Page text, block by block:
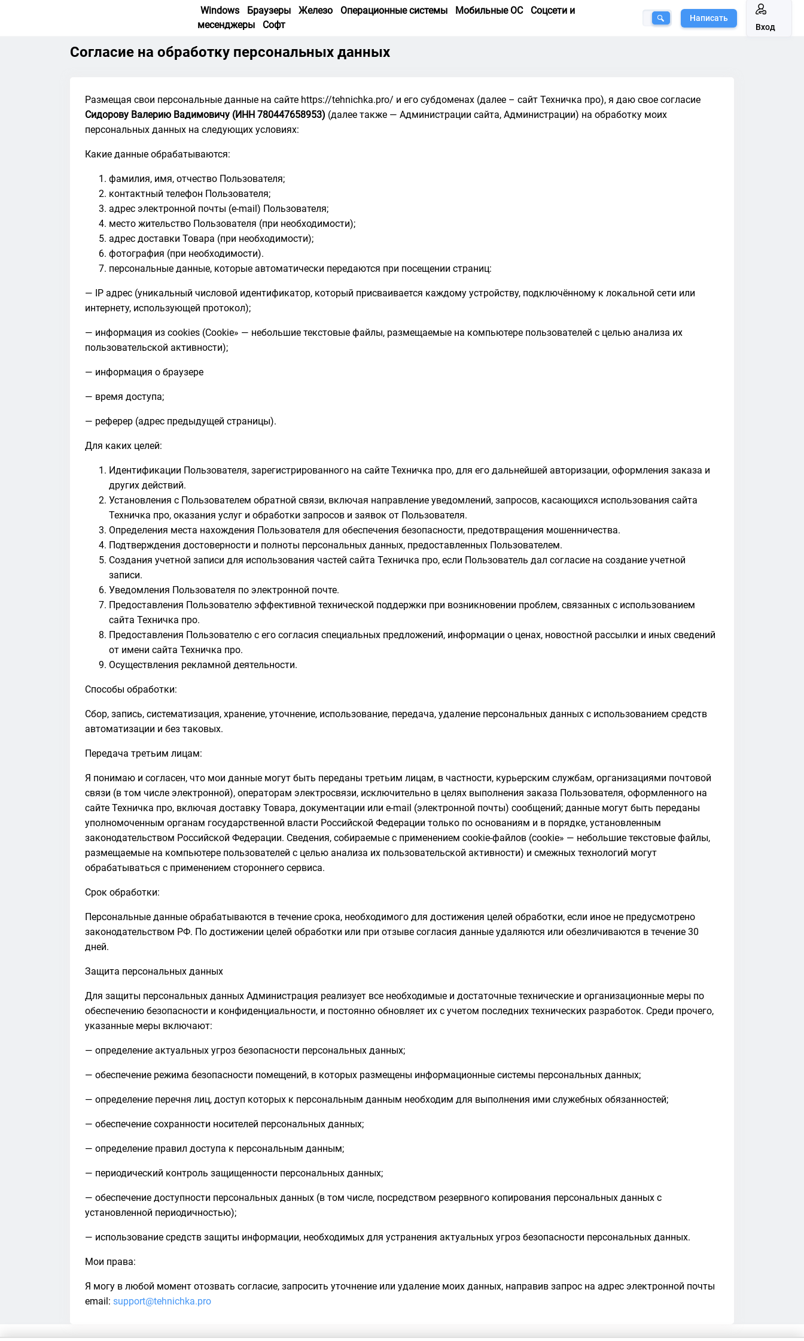
Windows Браузеры Железо Операционные системы Мобильные ОС
Соцсети и
месенджеры
Софт
Написать
Вход
Согласие на обработку персональных данных
Размещая свои персональные данные на сайте https://tehnichka.pro/ и его субдоменах (далее – сайт Техничка про), я даю свое согласие
Сидорову Валерию Вадимовичу (ИНН 780447658953) (далее также — Администрации сайта, Администрации) на обработку моих
персональных данных на следующих условиях:
Какие данные обрабатываются:
фамилия, имя, отчество Пользователя;
контактный телефон Пользователя;
адрес электронной почты (e-mail) Пользователя;
место жительство Пользователя (при необходимости);
адрес доставки Товара (при необходимости);
фотография (при необходимости).
персональные данные, которые автоматически передаются при посещении страниц:
— IP адрес (уникальный числовой идентификатор, который присваивается каждому устройству, подключённому к локальной сети или
интернету, использующей протокол);
— информация из cookies (Cookie» — небольшие текстовые файлы, размещаемые на компьютере пользователей с целью анализа их
пользовательской активности);
— информация о браузере
— время доступа;
— реферер (адрес предыдущей страницы).
Для каких целей:
Идентификации Пользователя, зарегистрированного на сайте Техничка про, для его дальнейшей авторизации, оформления заказа и
других действий.
Установления с Пользователем обратной связи, включая направление уведомлений, запросов, касающихся использования сайта
Техничка про, оказания услуг и обработки запросов и заявок от Пользователя.
Определения места нахождения Пользователя для обеспечения безопасности, предотвращения мошенничества.
Подтверждения достоверности и полноты персональных данных, предоставленных Пользователем.
Создания учетной записи для использования частей сайта Техничка про, если Пользователь дал согласие на создание учетной
записи.
Уведомления Пользователя по электронной почте.
Предоставления Пользователю эффективной технической поддержки при возникновении проблем, связанных с использованием
сайта Техничка про.
Предоставления Пользователю с его согласия специальных предложений, информации о ценах, новостной рассылки и иных сведений
от имени сайта Техничка про.
Осуществления рекламной деятельности.
Способы обработки:
Сбор, запись, систематизация, хранение, уточнение, использование, передача, удаление персональных данных с использованием средств
автоматизации и без таковых.
Передача третьим лицам:
Я понимаю и согласен, что мои данные могут быть переданы третьим лицам, в частности, курьерским службам, организациями почтовой
связи (в том числе электронной), операторам электросвязи, исключительно в целях выполнения заказа Пользователя, оформленного на
сайте Техничка про, включая доставку Товара, документации или e-mail (электронной почты) сообщений; данные могут быть переданы
уполномоченным органам государственной власти Российской Федерации только по основаниям и в порядке, установленным
законодательством Российской Федерации. Сведения, собираемые с применением cookie-файлов (cookie» — небольшие текстовые файлы,
размещаемые на компьютере пользователей с целью анализа их пользовательской активности) и смежных технологий могут
обрабатываться с применением стороннего сервиса.
Срок обработки:
Персональные данные обрабатываются в течение срока, необходимого для достижения целей обработки, если иное не предусмотрено
законодательством РФ. По достижении целей обработки или при отзыве согласия данные удаляются или обезличиваются в течение 30
дней.
Защита персональных данных
Для защиты персональных данных Администрация реализует все необходимые и достаточные технические и организационные меры по
обеспечению безопасности и конфиденциальности, и постоянно обновляет их с учетом последних технических разработок. Среди прочего,
указанные меры включают:
— определение актуальных угроз безопасности персональных данных;
— обеспечение режима безопасности помещений, в которых размещены информационные системы персональных данных;
— определение перечня лиц, доступ которых к персональным данным необходим для выполнения ими служебных обязанностей;
— обеспечение сохранности носителей персональных данных;
— определение правил доступа к персональным данным;
— периодический контроль защищенности персональных данных;
— обеспечение доступности персональных данных (в том числе, посредством резервного копирования персональных данных с
установленной периодичностью);
— использование средств защиты информации, необходимых для устранения актуальных угроз безопасности персональных данных.
Мои права:
Я могу в любой момент отозвать согласие, запросить уточнение или удаление моих данных, направив запрос на адрес электронной почты
email: support@tehnichka.pro